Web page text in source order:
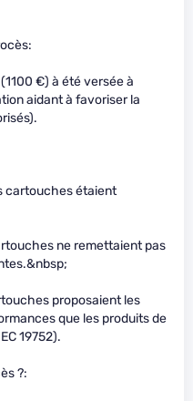
€) à été versée à
aidant à favoriser la
cartouches étaient
ne remettaient pas
proposaient les
que les produits de
19752).
?: